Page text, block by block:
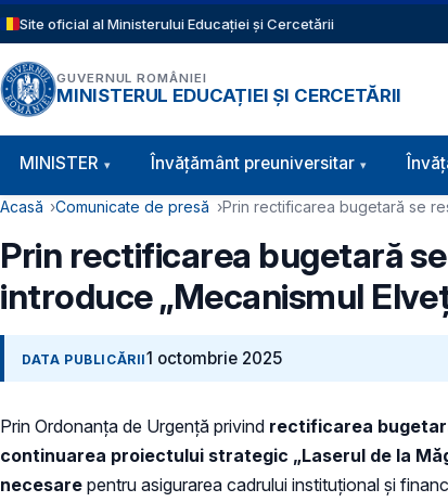
Sari la conținutul principal
Site oficial al Ministerului Educației și Cercetării
GUVERNUL ROMÂNIEI
MINISTERUL EDUCAȚIEI ȘI CERCETĂRII
Navigație principală
MINISTER Învăţământ preuniversitar
Cale de navigare
Acasă Comunicate de presă Prin rectificarea bugetară se
Prin rectificarea bugetară
introduce „Mecanismul
DATA PUBLICĂRII1 octombrie 2025
Prin Ordonanța de Urgență privind rectificarea
continuarea proiectului strategic „Laserul de la
necesare pentru asigurarea cadrului instituțional și